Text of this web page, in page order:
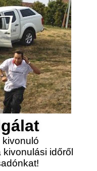
kivonuló
időről